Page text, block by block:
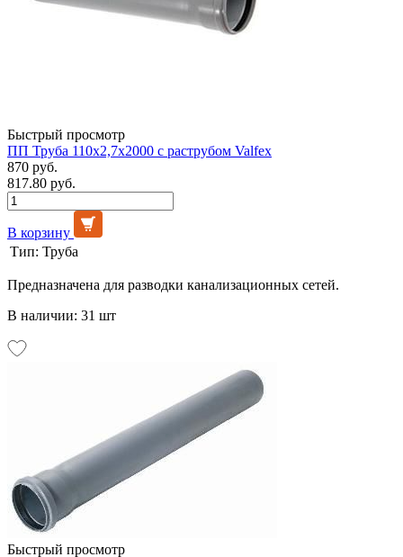
Быстрый просмотр
ПП Труба 110х2,7х2000 с раструбом Valfex
870 руб.
817.80 руб.
В корзину
Тип: Труба
Предназначена для разводки канализационных сетей.
В наличии: 31 шт
Быстрый просмотр